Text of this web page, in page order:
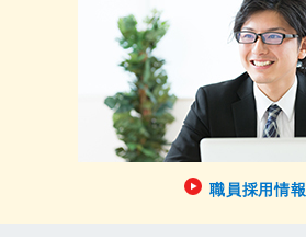
職員採用情報